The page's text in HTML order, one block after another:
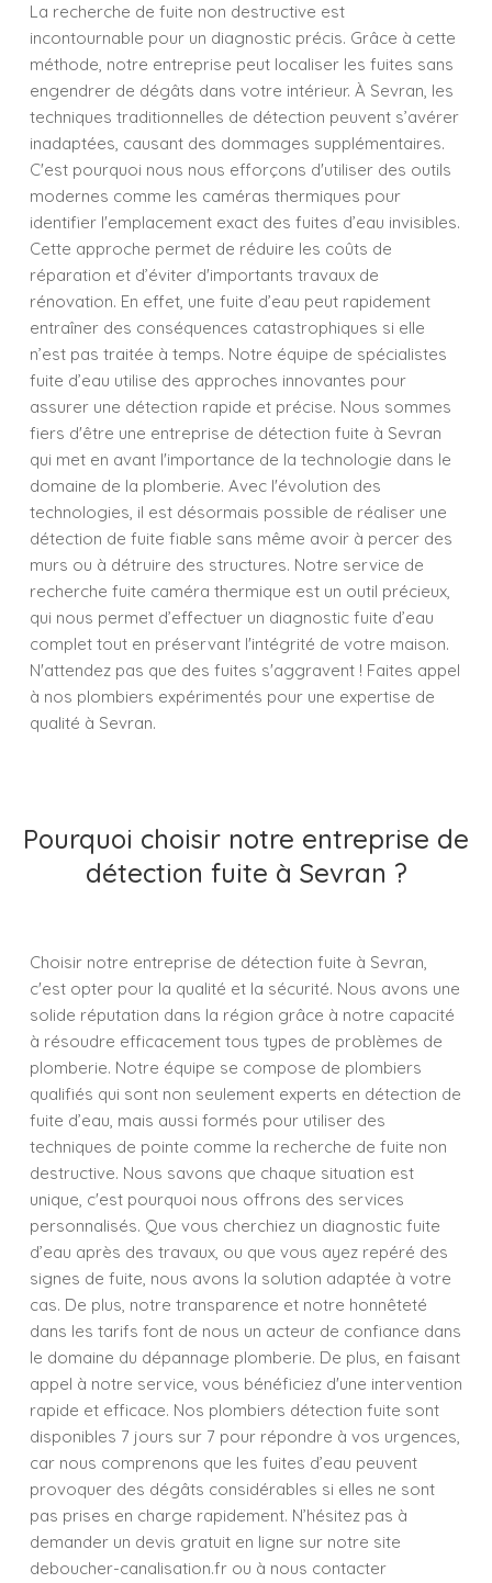
La recherche de fuite non destructive est
incontournable pour un diagnostic précis. Grâce à cette
méthode, notre entreprise peut localiser les fuites sans
engendrer de dégâts dans votre intérieur. À Sevran, les
techniques traditionnelles de détection peuvent s’avérer
inadaptées, causant des dommages supplémentaires.
C'est pourquoi nous nous efforçons d'utiliser des outils
modernes comme les caméras thermiques pour
identifier l'emplacement exact des fuites d’eau invisibles.
Cette approche permet de réduire les coûts de
réparation et d’éviter d'importants travaux de
rénovation. En effet, une fuite d’eau peut rapidement
entraîner des conséquences catastrophiques si elle
n’est pas traitée à temps. Notre équipe de spécialistes
fuite d’eau utilise des approches innovantes pour
assurer une détection rapide et précise. Nous sommes
fiers d'être une entreprise de détection fuite à Sevran
qui met en avant l'importance de la technologie dans le
domaine de la plomberie. Avec l'évolution des
technologies, il est désormais possible de réaliser une
détection de fuite fiable sans même avoir à percer des
murs ou à détruire des structures. Notre service de
recherche fuite caméra thermique est un outil précieux,
qui nous permet d’effectuer un diagnostic fuite d’eau
complet tout en préservant l'intégrité de votre maison.
N'attendez pas que des fuites s'aggravent ! Faites appel
à nos plombiers expérimentés pour une expertise de
qualité à Sevran.
Pourquoi choisir notre entreprise de
détection fuite à Sevran ?
Choisir notre entreprise de détection fuite à Sevran,
c'est opter pour la qualité et la sécurité. Nous avons une
solide réputation dans la région grâce à notre capacité
à résoudre efficacement tous types de problèmes de
plomberie. Notre équipe se compose de plombiers
qualifiés qui sont non seulement experts en détection de
fuite d’eau, mais aussi formés pour utiliser des
techniques de pointe comme la recherche de fuite non
destructive. Nous savons que chaque situation est
unique, c'est pourquoi nous offrons des services
personnalisés. Que vous cherchiez un diagnostic fuite
d’eau après des travaux, ou que vous ayez repéré des
signes de fuite, nous avons la solution adaptée à votre
cas. De plus, notre transparence et notre honnêteté
dans les tarifs font de nous un acteur de confiance dans
le domaine du dépannage plomberie. De plus, en faisant
appel à notre service, vous bénéficiez d'une intervention
rapide et efficace. Nos plombiers détection fuite sont
disponibles 7 jours sur 7 pour répondre à vos urgences,
car nous comprenons que les fuites d’eau peuvent
provoquer des dégâts considérables si elles ne sont
pas prises en charge rapidement. N’hésitez pas à
demander un devis gratuit en ligne sur notre site
deboucher-canalisation.fr ou à nous contacter